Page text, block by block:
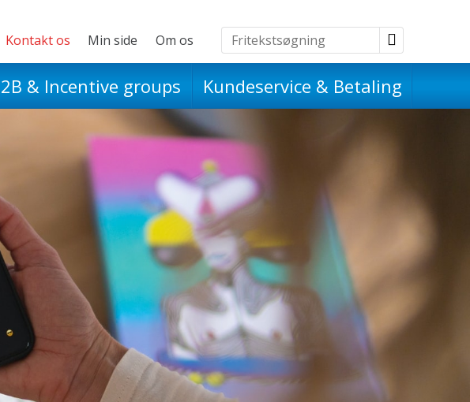
Kontakt os Min side Om os
Udflugter
& Incentive groups Kundeservice & Betaling